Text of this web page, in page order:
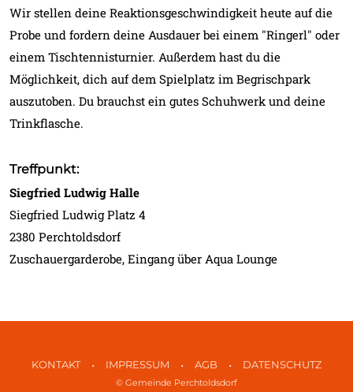
Wir stellen deine Reaktionsgeschwindigkeit heute auf die
Probe und fordern deine Ausdauer bei einem "Ringerl" oder
einem Tischtennisturnier. Außerdem hast du die
Möglichkeit, dich auf dem Spielplatz im Begrischpark
auszutoben. Du brauchst ein gutes Schuhwerk und deine
Trinkflasche.
Treffpunkt:
Siegfried Ludwig Halle
Siegfried Ludwig Platz 4
2380 Perchtoldsdorf
Zuschauergarderobe, Eingang über Aqua Lounge
KONTAKT • IMPRESSUM • AGB • DATENSCHUTZ
© Gemeinde Perchtoldsdorf